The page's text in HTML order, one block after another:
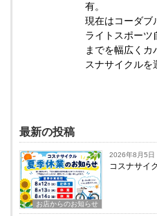
有。
現在はコーダブ
ライトスポーツ
までを幅広くカ
スナサイクルを
最新の投稿
お店からのお知らせ
2026年8月5日
コスナサイ